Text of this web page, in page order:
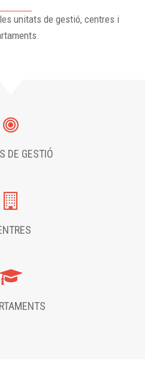
unitats de gestió, centres i
DE GESTIÓ